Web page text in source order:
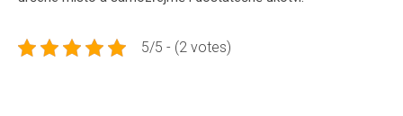
5/5 - (2 votes)